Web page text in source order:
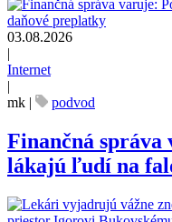
03.08.2026
Internet
mk
podvod
Finančná
lákajú ľudí na